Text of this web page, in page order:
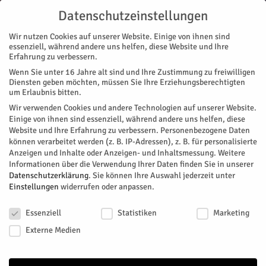
Start Magazin Geschichte/n Bilder, die das Grauen greifbar machen
MAGAZIN GESCHICHTE/N
Bilder, die das Grauen greifbar
machen
Wie stellt man ein unvorstellbares Familien-Schicksal in fünf
bis sieben Bildern dar? Das ist die Aufgabe von 13
Schülerinnen und Schülern der Sekundarschule. In einer
Jülicher Familie Lichtenstein, für die ein Stolperstein verlegt
werden soll.
Datenschutzeinstellungen
Wir nutzen Cookies auf unserer Website. Einige von ihnen sind
essenziell, während andere uns helfen, diese Website und Ihre
Erfahrung zu verbessern.
Wenn Sie unter 16 Jahre alt sind und Ihre Zustimmung zu freiwilligen
Diensten geben möchten, müssen Sie Ihre Erziehungsberechtigten
um Erlaubnis bitten.
Wir verwenden Cookies und andere Technologien auf unserer Website.
Einige von ihnen sind essenziell, während andere uns helfen, diese
Website und Ihre Erfahrung zu verbessern. Personenbezogene Daten
können verarbeitet werden (z. B. IP-Adressen), z. B. für personalisierte
Anzeigen und Inhalte oder Anzeigen- und Inhaltsmessung. Weitere
Informationen über die Verwendung Ihrer Daten finden Sie in unserer
Datenschutzerklärung. Sie können Ihre Auswahl jederzeit unter
Einstellungen widerrufen oder anpassen.
Essenziell
Statistiken
Marketing
Externe Medien